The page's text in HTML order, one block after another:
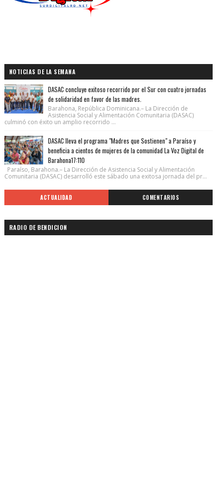
NOTICIAS DE LA SEMANA
DASAC concluye exitoso recorrido por el Sur con cuatro jornadas
de solidaridad en favor de las madres.
Barahona, República Dominicana.– La Dirección de
Asistencia Social y Alimentación Comunitaria (DASAC)
culminó con éxito un amplio recorrido ...
DASAC lleva el programa "Madres que Sostienen" a Paraíso y
beneficia a cientos de mujeres de la comunidad La Voz Digital de
Barahona17:110
Paraíso, Barahona.– La Dirección de Asistencia Social y Alimentación
Comunitaria (DASAC) desarrolló este sábado una exitosa jornada del pr...
ACTUALIDAD COMENTARIOS
RADIO DE BENDICION